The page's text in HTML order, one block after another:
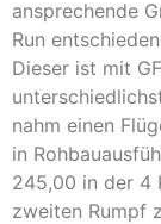
ansprechende
Run
Dieser ist mit
nahm einen
in
245,00 in der 4
zweiten Rumpf